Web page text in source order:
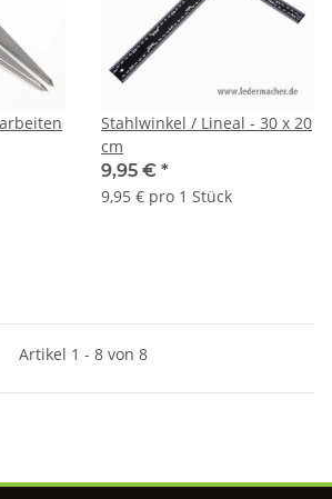
Stahlwinkel / Lineal - 30 x 20
cm
9,95 € *
9,95 € pro 1 Stück
Artikel 1 - 8 von 8